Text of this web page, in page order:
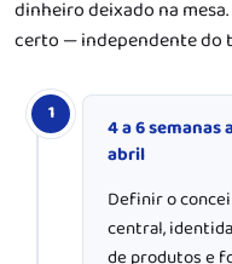
dinheiro deixado na
certo — independente do
1
4 a 6
abril
Definir o
central,
de produtos e